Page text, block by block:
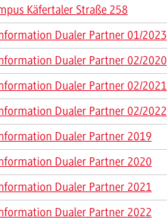
Käfertaler Straße 258
Dualer Partner 01/2023
Dualer Partner 02/2020
Dualer Partner 02/2021
Dualer Partner 02/2022
Dualer Partner 2019
Dualer Partner 2020
Dualer Partner 2021
Dualer Partner 2022